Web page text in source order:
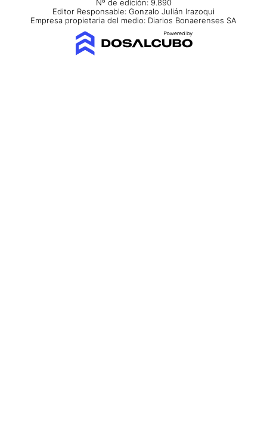
Nº de edición: 9.890
Editor Responsable: Gonzalo Julián Irazoqui
Empresa propietaria del medio: Diarios Bonaerenses SA